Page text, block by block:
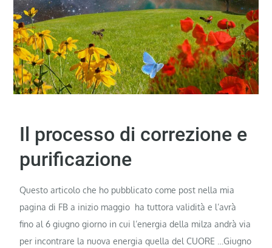
Il processo di correzione e
purificazione
Questo articolo che ho pubblicato come post nella mia
pagina di FB a inizio maggio ha tuttora validità e l’avrà
fino al 6 giugno giorno in cui l’energia della milza andrà via
per incontrare la nuova energia quella del CUORE …Giugno